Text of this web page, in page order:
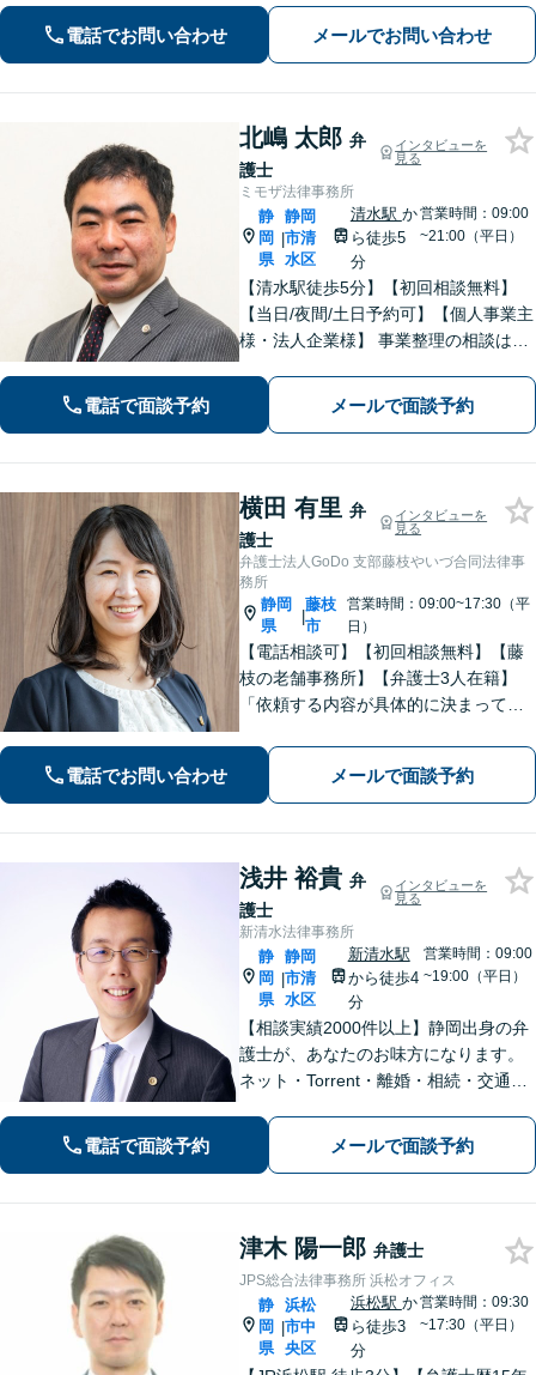
電話でお問い合わせ メールでお問い合わせ
北嶋 太郎 弁
護士
インタビューを
見る
ミモザ法律事務所
静
岡
県
|
静岡
市清
水区
清水駅 か
ら徒歩5
分
営業時間：09:00
~21:00（平日）
【清水駅徒歩5分】【初回相談無料】
【当日/夜間/土日予約可】【個人事業主
様・法人企業様】 事業整理の相談はお
不倫慰謝料・交通事故・借金・刑事事
件・賃貸トラブルなど身近な法律問題
電話で面談予約 メールで面談予約
横田 有里 弁
護士
インタビューを
見る
弁護士法人GoDo 支部藤枝やいづ合同法律事
務所
静岡
県
|
藤枝
市
営業時間：09:00~17:30（平
日）
【電話相談可】【初回相談無料】【藤
枝の老舗事務所】【弁護士3人在籍】
「依頼する内容が具体的に決まってい
い」という方もまずはご相談くださ
い。相続遺言、離婚問題、交通事故、
借金問題、債権回収など【夜間休日応
相談】
電話でお問い合わせ メールで面談予約
浅井 裕貴 弁
護士
インタビューを
見る
新清水法律事務所
静
岡
県
|
静岡
市清
水区
新清水駅
から徒歩4
分
営業時間：09:00
~19:00（平日）
【相談実績2000件以上】静岡出身の弁
護士が、あなたのお味方になります。
ネット・Torrent・離婚・相続・交通事
談ください。初回電話10分無料。全国
対応。親身なサポートをいたします。
電話で面談予約 メールで面談予約
津木 陽一郎 弁護士
JPS総合法律事務所 浜松オフィス
静
岡
県
|
浜松
市中
央区
浜松駅 か
ら徒歩3
分
営業時間：09:30
~17:30（平日）